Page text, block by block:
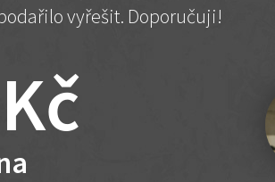
vyřešit. Doporučuji!